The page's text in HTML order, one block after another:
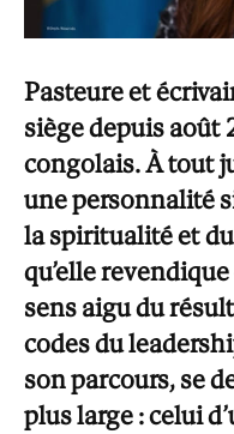
Pasteure et
siège depuis août
congolais. À tout
une personnalité
la spiritualité et
qu’elle
sens aigu du
codes du
son parcours, se
plus large : celui